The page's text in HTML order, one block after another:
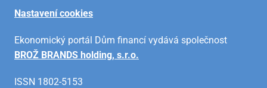
Nastavení cookies
Ekonomický portál Dům financí vydává společnost
BROŽ BRANDS holding, s.r.o.
ISSN 1802-5153